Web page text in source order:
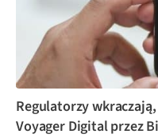
Regulatorzy
Voyager Digital przez